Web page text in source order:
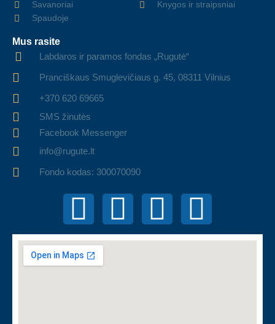
Savanoriai
Spaudoje
Knygos ir straipsniai
Mus rasite
Labdaros ir paramos fondas „Rugutė“
Pranciškaus Smuglevičiaus g. 45, 08311 Vilnius
+370 620 69665
SMS žinutės
Facebook Messenger
info@rugute.lt
Fondo kodas: 300070090